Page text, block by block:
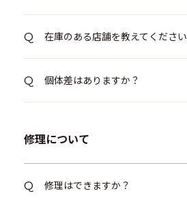
在庫のある店舗を教えてください
個体差はありますか？
修理について
修理はできますか？